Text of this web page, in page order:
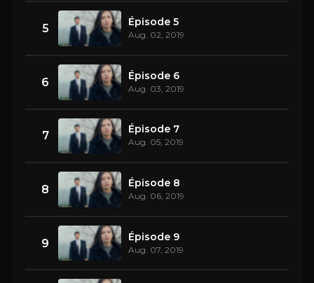
5 Épisode 5
Aug. 02, 2019
6 Épisode 6
Aug. 03, 2019
7 Épisode 7
Aug. 05, 2019
8 Épisode 8
Aug. 06, 2019
9 Épisode 9
Aug. 07, 2019